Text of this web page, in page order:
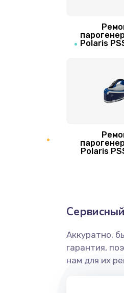
Polaris
Polaris
Аккуратно,
гарантия,
нам для их